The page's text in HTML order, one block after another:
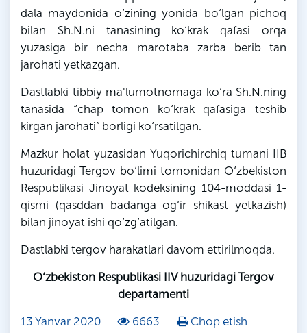
dala maydonida o‘zining yonida bo‘lgan pichoq
bilan Sh.N.ni tanasining ko‘krak qafasi orqa
yuzasiga bir necha marotaba zarba berib tan
jarohati yetkazgan.
Dastlabki tibbiy ma'lumotnomaga ko‘ra Sh.N.ning
tanasida “chap tomon ko‘krak qafasiga teshib
kirgan jarohati” borligi ko‘rsatilgan.
Mazkur holat yuzasidan Yuqorichirchiq tumani IIB
huzuridagi Tergov bo‘limi tomonidan O‘zbekiston
Respublikasi Jinoyat kodeksining 104-moddasi 1-
qismi (qasddan badanga og‘ir shikast yetkazish)
bilan jinoyat ishi qo‘zg‘atilgan.
Dastlabki tergov harakatlari davom ettirilmoqda.
O‘zbekiston Respublikasi IIV huzuridagi Tergov
departamenti
13 Yanvar 2020
6663
Chop etish